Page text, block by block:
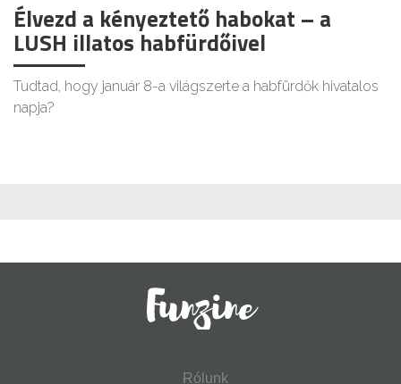
Élvezd a kényeztető habokat – a
LUSH illatos habfürdőivel
Tudtad, hogy január 8-a világszerte a habfürdők hivatalos
napja?
Rólunk